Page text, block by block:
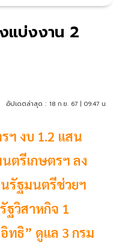
แบ่งงาน 2
อัปเดตล่าสุด : 18 ก.ย. 67 | 09:47 น.
ฯ งบ 1.2 แสน
ตรีเกษตรฯ ลง
รัฐมนตรีช่วยฯ
ฐวิสาหกิจ 1
ทธิ” ดูแล 3 กรม